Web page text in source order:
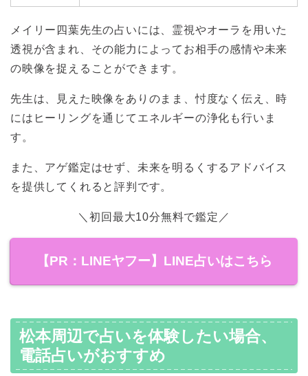
メイリー四葉先生の占いには、霊視やオーラを用いた
透視が含まれ、その能力によってお相手の感情や未来
の映像を捉えることができます。
先生は、見えた映像をありのまま、忖度なく伝え、時
にはヒーリングを通じてエネルギーの浄化も行いま
す。
また、アゲ鑑定はせず、未来を明るくするアドバイス
を提供してくれると評判です。
＼初回最大10分無料で鑑定／
【PR：LINEヤフー】LINE占いはこちら
松本周辺で占いを体験したい場合、
電話占いがおすすめ